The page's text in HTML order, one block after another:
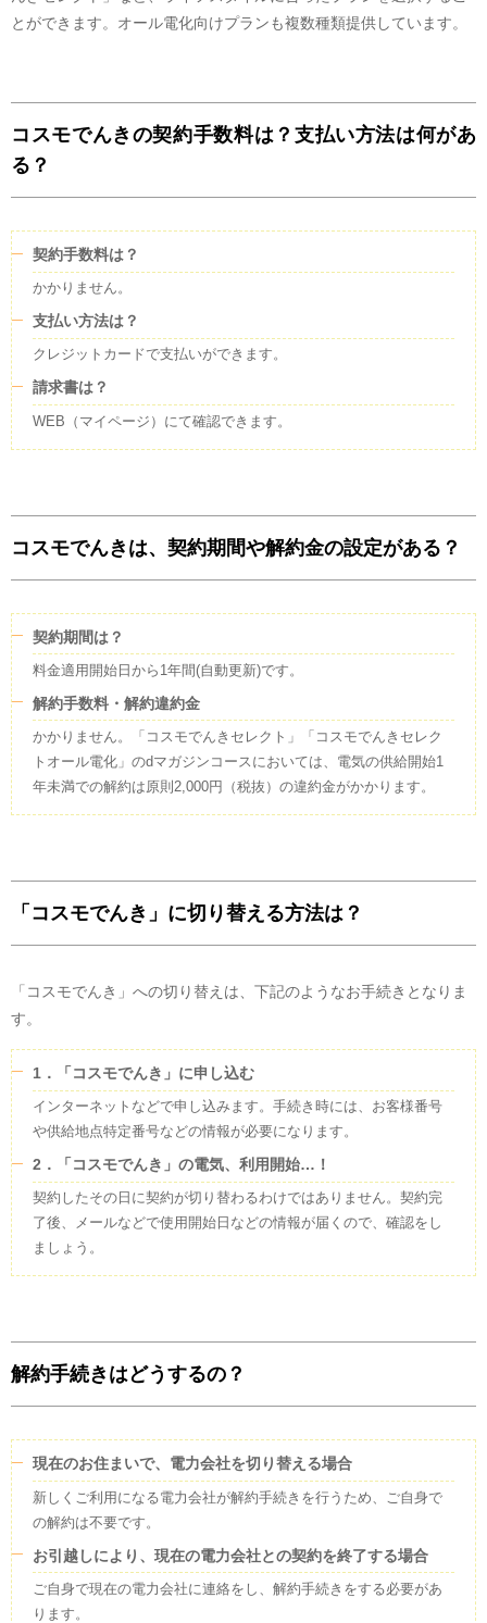
水力
0 %
その他
41%
実績値を元に公開されているすべての電源構成については、旧一般電気事業
者にあたる小売電気事業者が保有する原子力発電所が稼働していないことか
ら、市場調達、常時バックアップ、インバランス補給等の内訳に原子力発電
所が含まれません。今後、原子力発電所が稼働した際には、すべての電力会
による電気が含まれてくることが想定されます。
FIT電気について
外の方も含め、電気をご利用のすべての皆様から集めた賦課金により賄われ
ており、この電気のCO2排出量については、火力発電なども含めた全国平
均の電気のCO2排出量を持った電気として扱われます。
卸電力取引所について
FIT電気を除いた太陽光、風力、水力(3万kW未満)、バイオマス、地熱の
エネルギーとなります。
で、発電所が特定できないものについては、「その他」の扱いとしていま
温室効果ガス排出量
0.814 kg
( 調整値)
とができます。オール電化向けプランも複数種類提供しています。
コスモでんきの契約手数料は？支払い方法は何があ
る？
契約手数料は？
かかりません。
支払い方法は？
クレジットカードで支払いができます。
請求書は？
WEB（マイページ）にて確認できます。
コスモでんきは、契約期間や解約金の設定がある？
契約期間は？
料金適用開始日から1年間(自動更新)です。
解約手数料・解約違約金
かかりません。「コスモでんきセレクト」「コスモでんきセレク
トオール電化」のdマガジンコースにおいては、電気の供給開始1
年未満での解約は原則2,000円（税抜）の違約金がかかります。
「コスモでんき」に切り替える方法は？
「コスモでんき」への切り替えは、下記のようなお手続きとなりま
す。
1．「コスモでんき」に申し込む
インターネットなどで申し込みます。手続き時には、お客様番号
や供給地点特定番号などの情報が必要になります。
2．「コスモでんき」の電気、利用開始…！
契約したその日に契約が切り替わるわけではありません。契約完
了後、メールなどで使用開始日などの情報が届くので、確認をし
ましょう。
解約手続きはどうするの？
現在のお住まいで、電力会社を切り替える場合
新しくご利用になる電力会社が解約手続きを行うため、ご自身で
の解約は不要です。
お引越しにより、現在の電力会社との契約を終了する場合
ご自身で現在の電力会社に連絡をし、解約手続きをする必要があ
ります。